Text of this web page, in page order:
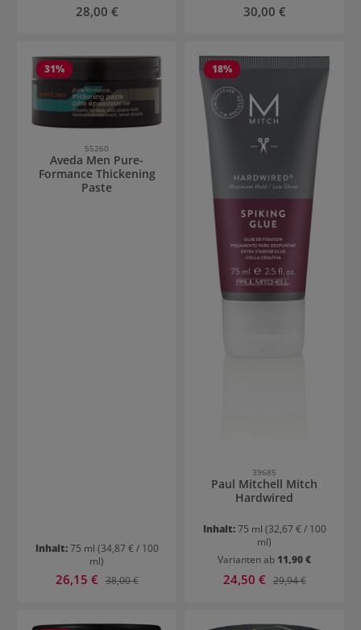
Regulärer Preis:
28,00 € Regulärer Preis:
30,00 €
31%
55260
Aveda Men Pure-
Formance Thickening
Paste
Inhalt:75 ml (34,87 € / 100
ml)
Verkaufspreis:
26,15 € Regulärer Preis:
38,00 €
18%
39685
Paul Mitchell Mitch
Hardwired
Inhalt:75 ml (32,67 € / 100
ml)
Varianten ab 11,90 €
Verkaufspreis:
24,50 € Regulärer Preis:
29,94 €